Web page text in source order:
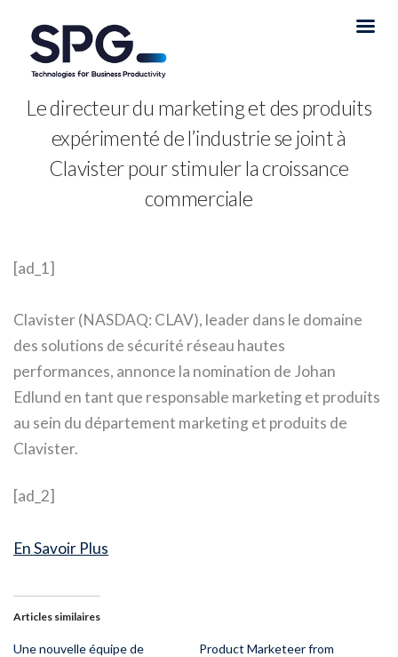
Le directeur du marketing et des produits
expérimenté de l’industrie se joint à
Clavister pour stimuler la croissance
commerciale
[ad_1]
Clavister (NASDAQ: CLAV), leader dans le domaine
des solutions de sécurité réseau hautes
performances, annonce la nomination de Johan
Edlund en tant que responsable marketing et produits
au sein du département marketing et produits de
Clavister.
[ad_2]
En Savoir Plus
Articles similaires
Une nouvelle équipe de
Product Marketeer from